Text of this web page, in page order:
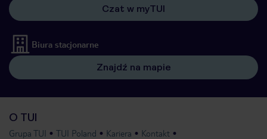
Czat w myTUI
Biura stacjonarne
Znajdź na mapie
O TUI
Grupa TUI TUI Poland Kariera
Kontakt